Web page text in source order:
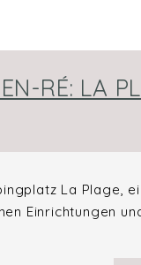
RÉ: LA
La Plage,
Einrichtungen